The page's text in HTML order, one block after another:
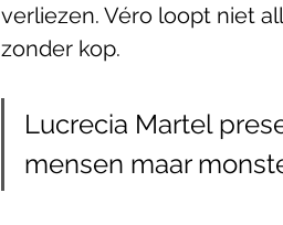
verliezen. Véro loopt niet
zonder kop.
Lucrecia Martel
mensen maar